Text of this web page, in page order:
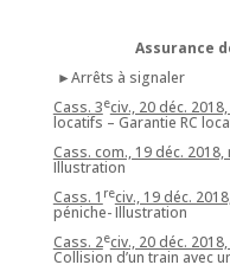
Assurance
►Arrêts à signaler
Cass. 3eciv., 20 déc.
locatifs – Garantie RC
Cass. com., 19 déc. 2018,
Illustration
Cass. 1 reciv., 19 déc.
péniche- Illustration
Cass. 2eciv., 20 déc.
Collision d’un train avec